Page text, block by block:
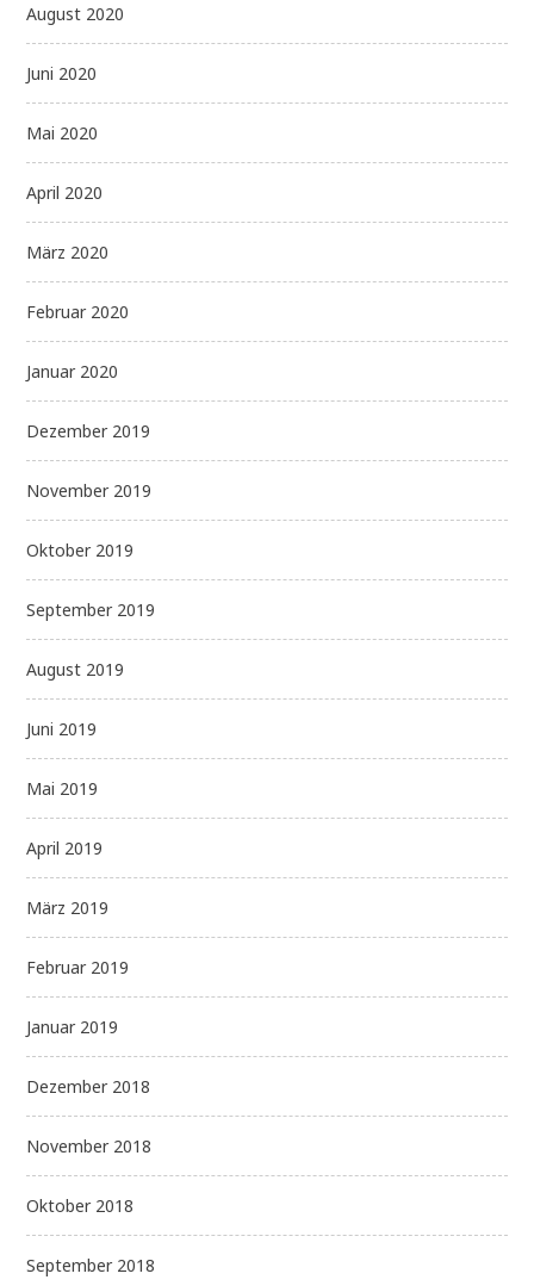
August 2020
Juni 2020
Mai 2020
April 2020
März 2020
Februar 2020
Januar 2020
Dezember 2019
November 2019
Oktober 2019
September 2019
August 2019
Juni 2019
Mai 2019
April 2019
März 2019
Februar 2019
Januar 2019
Dezember 2018
November 2018
Oktober 2018
September 2018